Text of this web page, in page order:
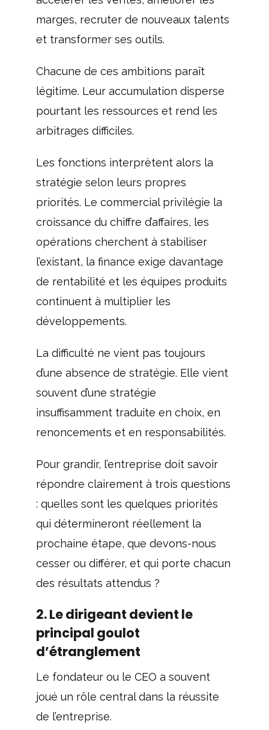
marges, recruter de nouveaux talents
et transformer ses outils.
Chacune de ces ambitions paraît
légitime. Leur accumulation disperse
pourtant les ressources et rend les
arbitrages difficiles.
Les fonctions interprètent alors la
stratégie selon leurs propres
priorités. Le commercial privilégie la
croissance du chiffre d’affaires, les
opérations cherchent à stabiliser
l’existant, la finance exige davantage
de rentabilité et les équipes produits
continuent à multiplier les
développements.
La difficulté ne vient pas toujours
d’une absence de stratégie. Elle vient
souvent d’une stratégie
insuffisamment traduite en choix, en
renoncements et en responsabilités.
Pour grandir, l’entreprise doit savoir
répondre clairement à trois questions
: quelles sont les quelques priorités
qui détermineront réellement la
prochaine étape, que devons-nous
cesser ou différer, et qui porte chacun
des résultats attendus ?
2. Le dirigeant devient le
principal goulot
d’étranglement
Le fondateur ou le CEO a souvent
joué un rôle central dans la réussite
de l’entreprise.